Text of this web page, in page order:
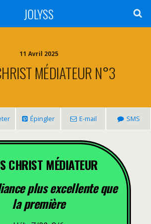
JOLYSS
11 Avril 2025
MÉDIATEUR N°3
Épingler E-mail SMS
CHRIST MÉDIATEUR
plus excellente que
la première